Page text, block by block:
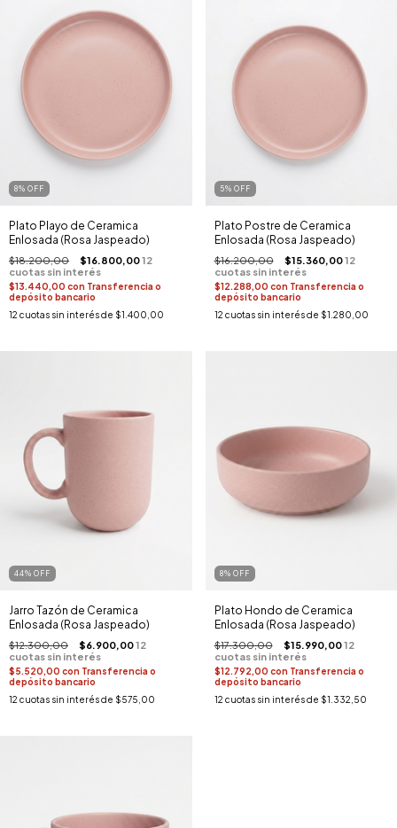
8% OFF
Plato Playo de Ceramica
Enlosada (Rosa Jaspeado)
$18.200,00 $16.800,00
$13.440,00 con Transferencia o
depósito bancario
12 cuotas sin interés de $1.400,00
5% OFF
Plato Postre de Ceramica
Enlosada (Rosa Jaspeado)
$16.200,00 $15.360,00
$12.288,00 con Transferencia o
depósito bancario
12 cuotas sin interés de $1.280,00
44% OFF
Jarro Tazón de Ceramica
Enlosada (Rosa Jaspeado)
$12.300,00 $6.900,00
$5.520,00 con Transferencia o
depósito bancario
12 cuotas sin interés de $575,00
8% OFF
Plato Hondo de Ceramica
Enlosada (Rosa Jaspeado)
$17.300,00 $15.990,00
$12.792,00 con Transferencia o
depósito bancario
12 cuotas sin interés de $1.332,50